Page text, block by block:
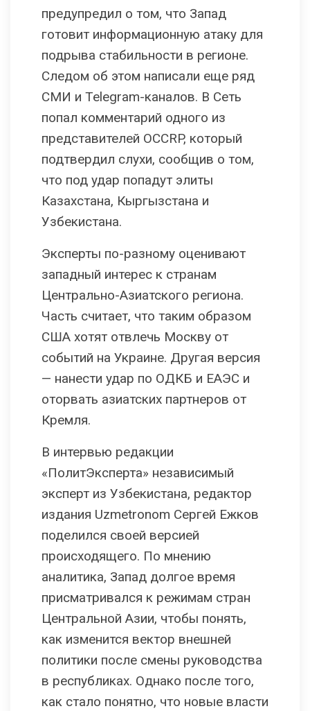
предупредил о том, что Запад
готовит информационную атаку для
подрыва стабильности в регионе.
Следом об этом написали еще ряд
СМИ и Telegram-каналов. В Сеть
попал комментарий одного из
представителей OCCRP, который
подтвердил слухи, сообщив о том,
что под удар попадут элиты
Казахстана, Кыргызстана и
Узбекистана.
Эксперты по-разному оценивают
западный интерес к странам
Центрально-Азиатского региона.
Часть считает, что таким образом
США хотят отвлечь Москву от
событий на Украине. Другая версия
— нанести удар по ОДКБ и ЕАЭС и
оторвать азиатских партнеров от
Кремля.
В интервью редакции
«ПолитЭксперта» независимый
эксперт из Узбекистана, редактор
издания Uzmetronom Сергей Ежков
поделился своей версией
происходящего. По мнению
аналитика, Запад долгое время
присматривался к режимам стран
Центральной Азии, чтобы понять,
как изменится вектор внешней
политики после смены руководства
в республиках. Однако после того,
как стало понятно, что новые власти